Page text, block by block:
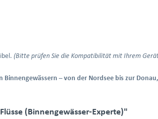
(Bitte prüfen Sie die Kompatibilität mit Ihrem
– von der Nordsee bis zur
(Binnengewässer-Experte)"